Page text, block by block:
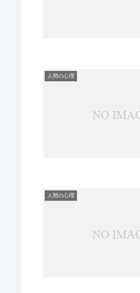
人間の心理
人間の心理